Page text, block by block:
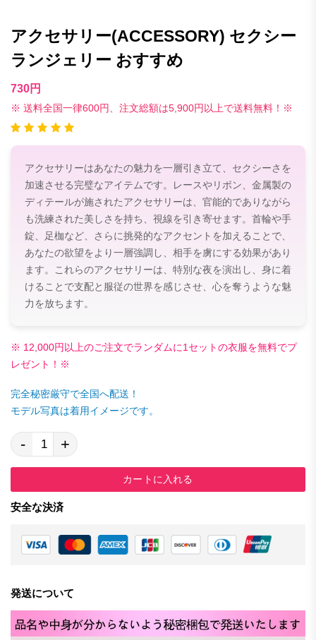
アクセサリー(ACCESSORY) セクシー
ランジェリー おすすめ
730円
※ 送料全国一律600円、注文総額は5,900円以上で送料無料！※
アクセサリーはあなたの魅力を一層引き立て、セクシーさを
加速させる完璧なアイテムです。レースやリボン、金属製の
ディテールが施されたアクセサリーは、官能的でありながら
も洗練された美しさを持ち、視線を引き寄せます。首輪や手
錠、足枷など、さらに挑発的なアクセントを加えることで、
あなたの欲望をより一層強調し、相手を虜にする効果があり
ます。これらのアクセサリーは、特別な夜を演出し、身に着
けることで支配と服従の世界を感じさせ、心を奪うような魅
力を放ちます。
※ 12,000円以上のご注文でランダムに1セットの衣服を無料でプ
レゼント！※
完全秘密厳守で全国へ配送！
モデル写真は着用イメージです。
- +
カートに入れる
安全な決済
発送について